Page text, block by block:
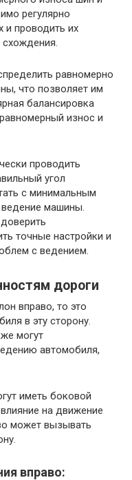
регулярно
и проводить их
схождения.
равномерно
что позволяет им
балансировка
износ и
проводить
угол
с минимальным
машины.
точные настройки и
с ведением.
дороги
вправо, то это
в эту сторону.
могут
автомобиля,
иметь боковой
на движение
может вызывать
вправо: